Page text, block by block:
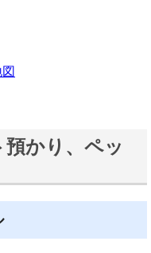
かり、ペッ